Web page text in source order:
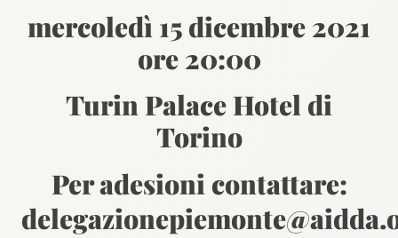
mercoledì 15 dicembre 2021
ore 20:00
Turin Palace Hotel di
Torino
Per adesioni contattare: